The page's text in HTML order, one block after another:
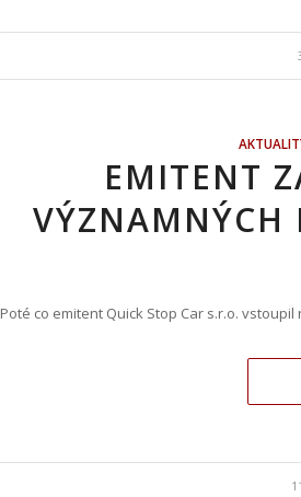
EMITENT
VÝZNAMNÝCH
Poté co emitent Quick Stop Car s.r.o.
/